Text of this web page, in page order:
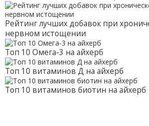
Рейтинг лучших добавок при
нервном истощении
Топ 10 Омега-3 на айхерб
Топ 10 витаминов Д на айхерб
Топ 10 витаминов биотин на айхерб